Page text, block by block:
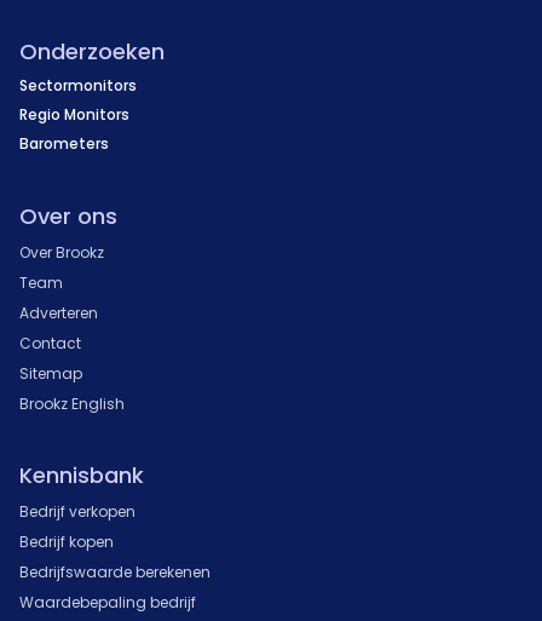
Onderzoeken
Sectormonitors
Regio Monitors
Barometers
Over ons
Over Brookz
Team
Adverteren
Contact
Sitemap
Brookz English
Kennisbank
Bedrijf verkopen
Bedrijf kopen
Bedrijfswaarde berekenen
Waardebepaling bedrijf